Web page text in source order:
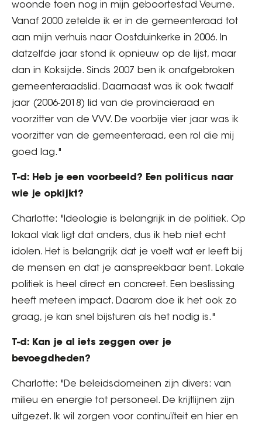
woonde toen nog in mijn geboortestad Veurne.
Vanaf 2000 zetelde ik er in de gemeenteraad tot
aan mijn verhuis naar Oostduinkerke in 2006. In
datzelfde jaar stond ik opnieuw op de lijst, maar
dan in Koksijde. Sinds 2007 ben ik onafgebroken
gemeenteraadslid. Daarnaast was ik ook twaalf
jaar (2006-2018) lid van de provincieraad en
voorzitter van de VVV. De voorbije vier jaar was ik
voorzitter van de gemeenteraad, een rol die mij
goed lag."
T-d: Heb je een voorbeeld? Een politicus naar
wie je opkijkt?
Charlotte: "Ideologie is belangrijk in de politiek. Op
lokaal vlak ligt dat anders, dus ik heb niet echt
idolen. Het is belangrijk dat je voelt wat er leeft bij
de mensen en dat je aanspreekbaar bent. Lokale
politiek is heel direct en concreet. Een beslissing
heeft meteen impact. Daarom doe ik het ook zo
graag, je kan snel bijsturen als het nodig is."
T-d: Kan je al iets zeggen over je
bevoegdheden?
Charlotte: "De beleidsdomeinen zijn divers: van
milieu en energie tot personeel. De krijtlijnen zijn
uitgezet. Ik wil zorgen voor continuïteit en hier en